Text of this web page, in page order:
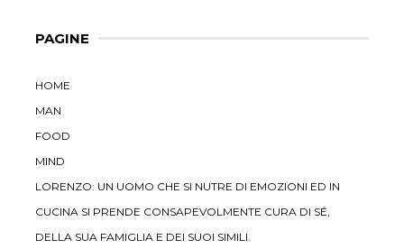
PAGINE
HOME
MAN
FOOD
MIND
LORENZO: UN UOMO CHE SI NUTRE DI EMOZIONI ED IN
CUCINA SI PRENDE CONSAPEVOLMENTE CURA DI SÉ,
DELLA SUA FAMIGLIA E DEI SUOI SIMILI.